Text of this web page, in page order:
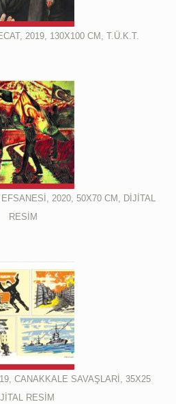
2019, 130X100 CM, T.Ü.K.T.
2020, 50X70 CM, DİJİTAL
RESİM
CANAKKALE SAVAŞLARİ, 35X25
RESİM